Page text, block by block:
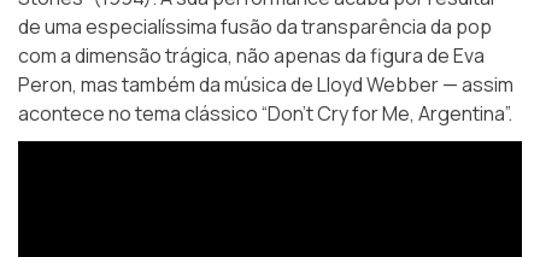
de uma especialíssima fusão da transparência da pop
com a dimensão trágica, não apenas da figura de Eva
Peron, mas também da música de Lloyd Webber — assim
acontece no tema clássico “Don’t Cry for Me, Argentina”.